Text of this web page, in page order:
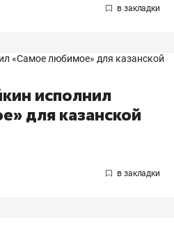
исполнил
для казанской